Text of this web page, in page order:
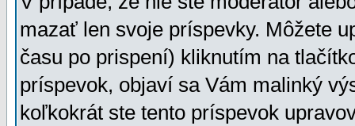
mazať len svoje príspevky. Môžete
času po prispení) kliknutím na
príspevok, objaví sa Vám malinký
koľkokrát ste tento príspevok